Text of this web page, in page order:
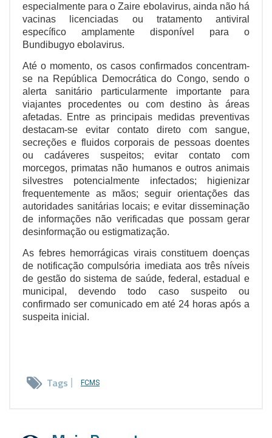
especialmente para o Zaire ebolavirus, ainda não há
vacinas licenciadas ou tratamento antiviral
específico amplamente disponível para o
Bundibugyo ebolavirus.
Até o momento, os casos confirmados concentram-
se na República Democrática do Congo, sendo o
alerta sanitário particularmente importante para
viajantes procedentes ou com destino às áreas
afetadas. Entre as principais medidas preventivas
destacam-se evitar contato direto com sangue,
secreções e fluidos corporais de pessoas doentes
ou cadáveres suspeitos; evitar contato com
morcegos, primatas não humanos e outros animais
silvestres potencialmente infectados; higienizar
frequentemente as mãos; seguir orientações das
autoridades sanitárias locais; e evitar disseminação
de informações não verificadas que possam gerar
desinformação ou estigmatização.
As febres hemorrágicas virais constituem doenças
de notificação compulsória imediata aos três níveis
de gestão do sistema de saúde, federal, estadual e
municipal, devendo todo caso suspeito ou
confirmado ser comunicado em até 24 horas após a
suspeita inicial.
Tags FCMS